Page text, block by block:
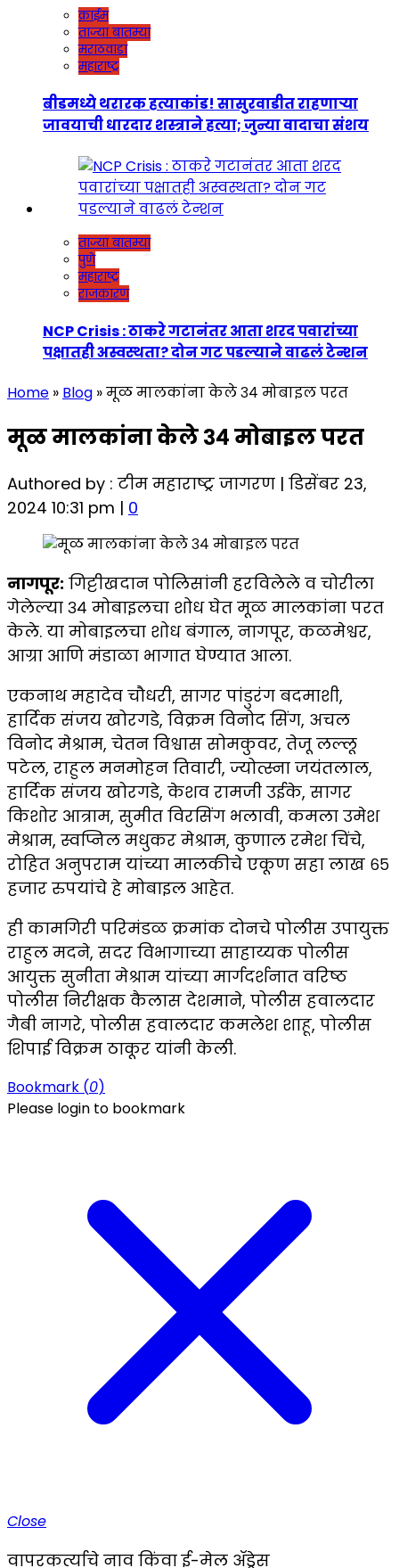
क्राईम
ताज्या बातम्या
मराठवाडा
महाराष्ट्र
बीडमध्ये थरारक हत्याकांड! सासुरवाडीत राहणाऱ्या
जावयाची धारदार शस्त्राने हत्या; जुन्या वादाचा संशय
ताज्या बातम्या
पुणे
महाराष्ट्र
राजकारण
NCP Crisis : ठाकरे गटानंतर आता शरद पवारांच्या
पक्षातही अस्वस्थता? दोन गट पडल्याने वाढलं टेन्शन
Home » Blog »मूळ मालकांना केले ३४ मोबाइल परत
मूळ मालकांना केले ३४ मोबाइल परत
Authored by : टीम महाराष्ट्र जागरण | डिसेंबर 23,
2024 10:31 pm | 0
नागपूर: गिट्टीखदान पोलिसांनी हरविलेले व चोरीला
गेलेल्या ३४ मोबाइलचा शोध घेत मूळ मालकांना परत
केले. या मोबाइलचा शोध बंगाल, नागपूर, कळमेश्वर,
आग्रा आणि मंडाळा भागात घेण्यात आला.
एकनाथ महादेव चौधरी, सागर पांडुरंग बदमाशी,
हार्दिक संजय खोरगडे, विक्रम विनोद सिंग, अचल
विनोद मेश्राम, चेतन विश्वास सोमकुवर, तेजू लल्लू
पटेल, राहुल मनमोहन तिवारी, ज्योत्स्ना जयंतलाल,
हार्दिक संजय खोरगडे, केशव रामजी उईके, सागर
किशोर आत्राम, सुमीत विरसिंग भलावी, कमला उमेश
मेश्राम, स्वप्निल मधुकर मेश्राम, कुणाल रमेश चिंचे,
रोहित अनुपराम यांच्या मालकीचे एकूण सहा लाख ६५
हजार रुपयांचे हे मोबाइल आहेत.
ही कामगिरी परिमंडळ क्रमांक दोनचे पोलीस उपायुक्त
राहुल मदने, सदर विभागाच्या साहाय्यक पोलीस
आयुक्त सुनीता मेश्राम यांच्या मार्गदर्शनात वरिष्ठ
पोलीस निरीक्षक कैलास देशमाने, पोलीस हवालदार
गैबी नागरे, पोलीस हवालदार कमलेश शाहू, पोलीस
शिपाई विक्रम ठाकूर यांनी केली.
Bookmark (0)
Please login to bookmark
Close
वापरकर्त्याचे नाव किंवा ई-मेल ॲड्रेस